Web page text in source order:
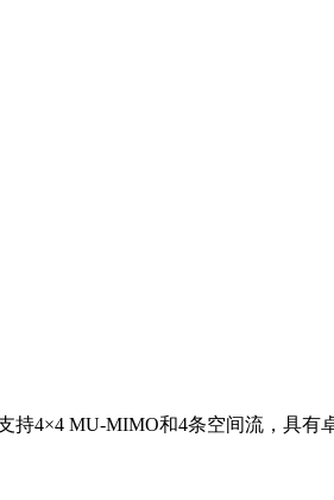
持4×4 MU-MIMO和4条空间流，具